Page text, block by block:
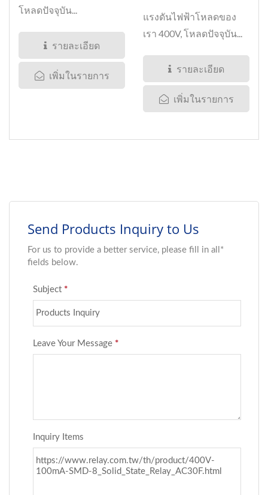
โหลดปัจจุบัน...
รายละเอียด
เพิ่มในรายการ
แรงดันไฟฟ้าโหลดของ
เรา 400V, โหลดปัจจุบัน...
รายละเอียด
เพิ่มในรายการ